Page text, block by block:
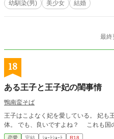
チ早すぎんだろ？！
幼馴染(男)
美少女 結婚
最終
18
ある王子と王子妃の閨事情
鴨南蛮そば
王子はこよなく妃を愛している。 妃も王子を愛して
体。 でも、良いですよね？ これも
恋愛 完結 ｼｮｰﾄｼｮｰﾄ R18